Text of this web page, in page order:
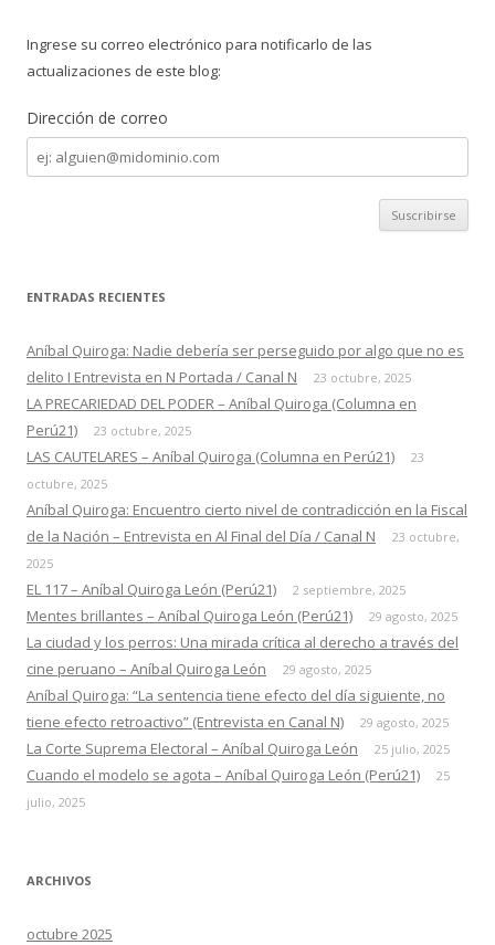
Ingrese su correo electrónico para notificarlo de las
actualizaciones de este blog:
Dirección de correo
Dirección
de
correo
ENTRADAS RECIENTES
Aníbal Quiroga: Nadie debería ser perseguido por algo que no es
delito I Entrevista en N Portada / Canal N
23 octubre, 2025
LA PRECARIEDAD DEL PODER – Aníbal Quiroga (Columna en
Perú21)
23 octubre, 2025
LAS CAUTELARES – Aníbal Quiroga (Columna en Perú21)
23
octubre, 2025
Aníbal Quiroga: Encuentro cierto nivel de contradicción en la Fiscal
de la Nación – Entrevista en Al Final del Día / Canal N
23 octubre,
2025
EL 117 – Aníbal Quiroga León (Perú21) 2 septiembre, 2025
Mentes brillantes – Aníbal Quiroga León (Perú21) 29 agosto, 2025
La ciudad y los perros: Una mirada crítica al derecho a través del
cine peruano – Aníbal Quiroga León
29 agosto, 2025
Aníbal Quiroga: “La sentencia tiene efecto del día siguiente, no
tiene efecto retroactivo” (Entrevista en Canal N)
29 agosto, 2025
La Corte Suprema Electoral – Aníbal Quiroga León 25 julio, 2025
Cuando el modelo se agota – Aníbal Quiroga León (Perú21)
25
julio, 2025
ARCHIVOS
octubre 2025